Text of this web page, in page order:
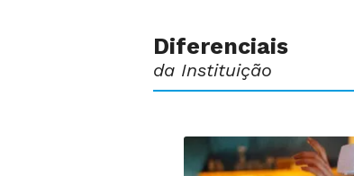
Diferenciais
da Instituição